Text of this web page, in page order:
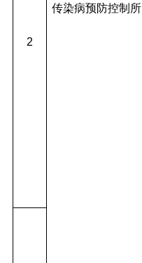
传染病预防控制所
2